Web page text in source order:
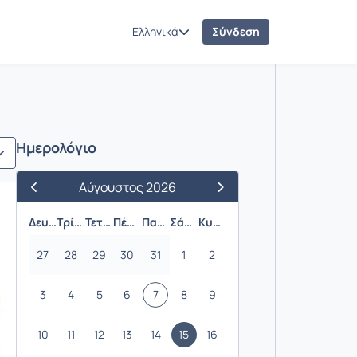
Ελληνικά Σύνδεση
Ημερολόγιο
Προηγούμενος Μήνας
Αύγουστος 2026
Επόμενος Μήνας
Δευτέρα
Τρίτη Τετάρτη Πέμπτη Παρασκευή Σάββατο Κυριακή
27 28 29 30 31 1 2
3 4 5 6 7 8 9
10 11 12 13 14 15 16